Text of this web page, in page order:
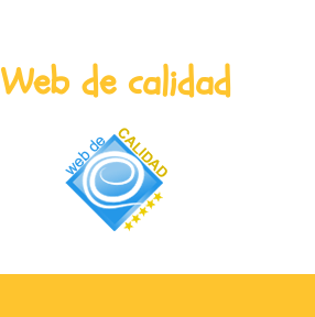
Web de calidad